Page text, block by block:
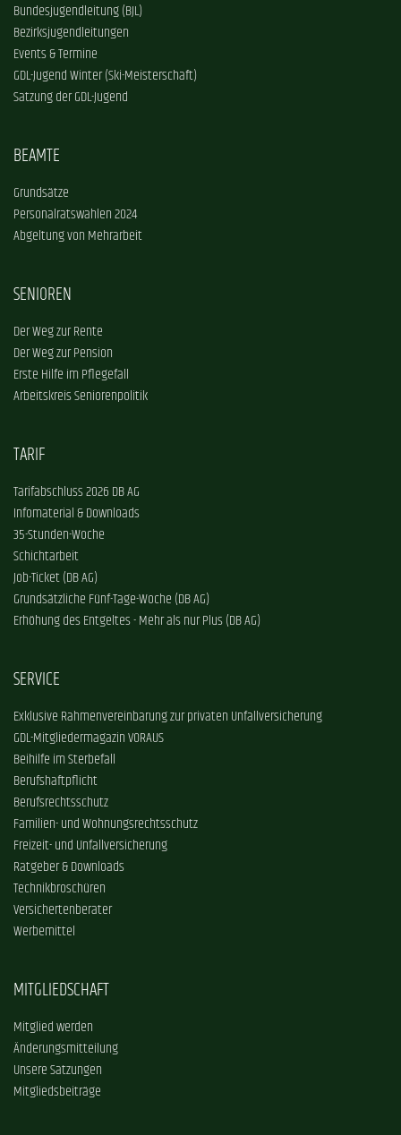
Bundesjugendleitung (BJL)
Bezirksjugendleitungen
Events & Termine
GDL-Jugend Winter (Ski-Meisterschaft)
Satzung der GDL-Jugend
BEAMTE
Grundsätze
Personalratswahlen 2024
Abgeltung von Mehrarbeit
SENIOREN
Der Weg zur Rente
Der Weg zur Pension
Erste Hilfe im Pflegefall
Arbeitskreis Seniorenpolitik
TARIF
Tarifabschluss 2026 DB AG
Infomaterial & Downloads
35-Stunden-Woche
Schichtarbeit
Job-Ticket (DB AG)
Grundsätzliche Fünf-Tage-Woche (DB AG)
Erhöhung des Entgeltes - Mehr als nur Plus (DB AG)
SERVICE
Exklusive Rahmenvereinbarung zur privaten Unfallversicherung
GDL-Mitgliedermagazin VORAUS
Beihilfe im Sterbefall
Berufshaftpflicht
Berufsrechtsschutz
Familien- und Wohnungsrechtsschutz
Freizeit- und Unfallversicherung
Ratgeber & Downloads
Technikbroschüren
Versichertenberater
Werbemittel
MITGLIEDSCHAFT
Mitglied werden
Änderungsmitteilung
Unsere Satzungen
Mitgliedsbeiträge